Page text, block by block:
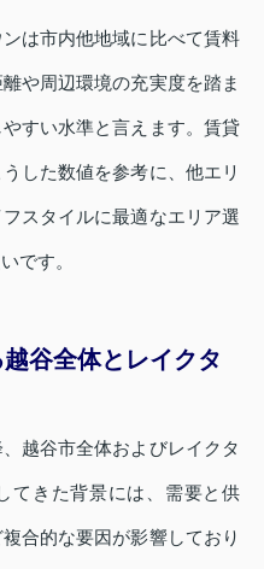
は市内他地域に比べて賃料
や周辺環境の充実度を踏ま
すい水準と言えます。賃貸
した数値を参考に、他エリ
スタイルに最適なエリア選
です。
谷全体とレイクタ
越谷市全体およびレイクタ
てきた背景には、需要と供
合的な要因が影響しており